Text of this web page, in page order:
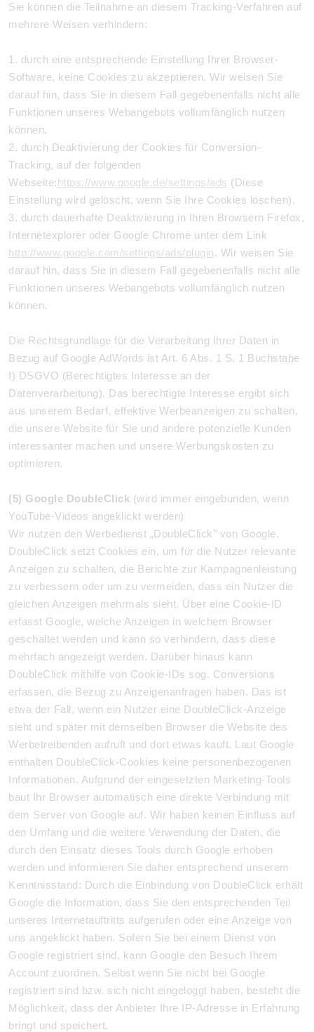
Sie können die Teilnahme an diesem Tracking-Verfahren auf
mehrere Weisen verhindern:
1. durch eine entsprechende Einstellung Ihrer Browser-
Software, keine Cookies zu akzeptieren. Wir weisen Sie
darauf hin, dass Sie in diesem Fall gegebenenfalls nicht alle
Funktionen unseres Webangebots vollumfänglich nutzen
können.
2. durch Deaktivierung der Cookies für Conversion-
Tracking, auf der folgenden
Webseite:https://www.google.de/settings/ads (Diese
Einstellung wird gelöscht, wenn Sie Ihre Cookies löschen).
3. durch dauerhafte Deaktivierung in Ihren Browsern Firefox,
Internetexplorer oder Google Chrome unter dem Link
http://www.google.com/settings/ads/plugin. Wir weisen Sie
darauf hin, dass Sie in diesem Fall gegebenenfalls nicht alle
Funktionen unseres Webangebots vollumfänglich nutzen
können.
Die Rechtsgrundlage für die Verarbeitung Ihrer Daten in
Bezug auf Google AdWords ist Art. 6 Abs. 1 S. 1 Buchstabe
f) DSGVO (Berechtigtes Interesse an der
Datenverarbeitung). Das berechtigte Interesse ergibt sich
aus unserem Bedarf, effektive Werbeanzeigen zu schalten,
die unsere Website für Sie und andere potenzielle Kunden
interessanter machen und unsere Werbungskosten zu
optimieren.
(5) Google DoubleClick (wird immer eingebunden, wenn
YouTube-Videos angeklickt werden)
Wir nutzen den Werbedienst „DoubleClick" von Google.
DoubleClick setzt Cookies ein, um für die Nutzer relevante
Anzeigen zu schalten, die Berichte zur Kampagnenleistung
zu verbessern oder um zu vermeiden, dass ein Nutzer die
gleichen Anzeigen mehrmals sieht. Über eine Cookie-ID
erfasst Google, welche Anzeigen in welchem Browser
geschaltet werden und kann so verhindern, dass diese
mehrfach angezeigt werden. Darüber hinaus kann
DoubleClick mithilfe von Cookie-IDs sog. Conversions
erfassen, die Bezug zu Anzeigenanfragen haben. Das ist
etwa der Fall, wenn ein Nutzer eine DoubleClick-Anzeige
sieht und später mit demselben Browser die Website des
Werbetreibenden aufruft und dort etwas kauft. Laut Google
enthalten DoubleClick-Cookies keine personenbezogenen
Informationen. Aufgrund der eingesetzten Marketing-Tools
baut Ihr Browser automatisch eine direkte Verbindung mit
dem Server von Google auf. Wir haben keinen Einfluss auf
den Umfang und die weitere Verwendung der Daten, die
durch den Einsatz dieses Tools durch Google erhoben
werden und informieren Sie daher entsprechend unserem
Kenntnisstand: Durch die Einbindung von DoubleClick erhält
Google die Information, dass Sie den entsprechenden Teil
unseres Internetauftritts aufgerufen oder eine Anzeige von
uns angeklickt haben. Sofern Sie bei einem Dienst von
Google registriert sind, kann Google den Besuch Ihrem
Account zuordnen. Selbst wenn Sie nicht bei Google
registriert sind bzw. sich nicht eingeloggt haben, besteht die
Möglichkeit, dass der Anbieter Ihre IP-Adresse in Erfahrung
bringt und speichert.